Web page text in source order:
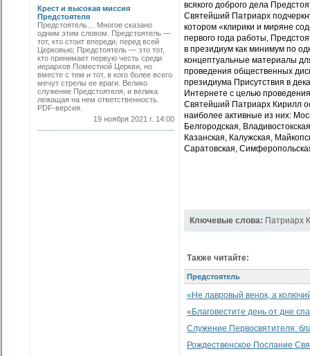
Крест и высокая миссия
Предстоятеля
Предстоятель… Многое сказано
одним этим словом. Предстоятель —
тот, кто стоит впереди, перед всей
Церковью; Предстоятель — это тот,
кто принимает первую честь среди
иерархов Поместной Церкви, но
вместе с тем и тот, в кого более всего
мечут стрелы ее враги. Велико
служение Предстоятеля, и велика
лежащая на нем ответственность.
PDF-версия.
19 ноября 2021 г. 14:00
всякого доброго дела
Святейший Патриарх
котором «клирики и миряне
первого года работы,
в президиум как минимум по
концептуальные материалы
проведения общественных
президиума Присутствия в
Интернете с целью
Святейший Патриарх Кирилл
наиболее активные из них:
Белгородская,
Казанская, Калужская,
Саратовская,
Ключевые слова: Патриарх
Также читайте:
Предстоятель
«Не лавровый венок, а
«Благовестите день от дне
Служение Первосвятителя:
Рождественское Послание